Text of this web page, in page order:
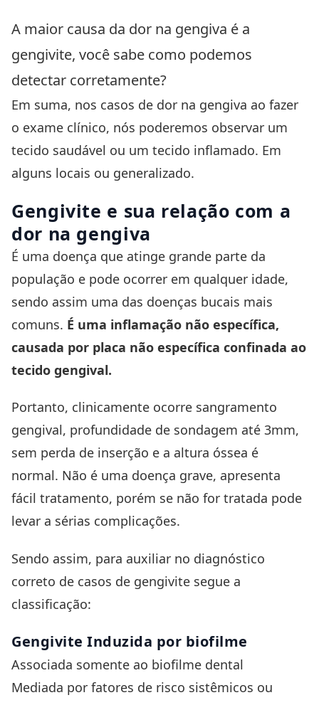
A maior causa da dor na gengiva é a
gengivite, você sabe como podemos
detectar corretamente?
Em suma, nos casos de dor na gengiva ao fazer
o exame clínico, nós poderemos observar um
tecido saudável ou um tecido inflamado. Em
alguns locais ou generalizado.
Gengivite e sua relação com a
dor na gengiva
É uma doença que atinge grande parte da
população e pode ocorrer em qualquer idade,
sendo assim uma das doenças bucais mais
comuns. É uma inflamação não específica,
causada por placa não específica confinada ao
tecido gengival.
Portanto, clinicamente ocorre sangramento
gengival, profundidade de sondagem até 3mm,
sem perda de inserção e a altura óssea é
normal. Não é uma doença grave, apresenta
fácil tratamento, porém se não for tratada pode
levar a sérias complicações.
Sendo assim, para auxiliar no diagnóstico
correto de casos de gengivite segue a
classificação:
Gengivite Induzida por biofilme
Associada somente ao biofilme dental
Mediada por fatores de risco sistêmicos ou